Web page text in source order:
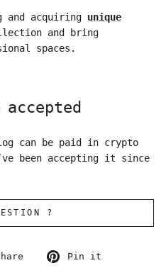
and acquiring unique
and bring
spaces.
accepted
can be paid in crypto
been accepting it since
?
Tweet
Pin it